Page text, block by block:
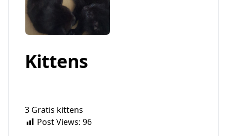
Kittens
3 Gratis kittens
Post Views: 96